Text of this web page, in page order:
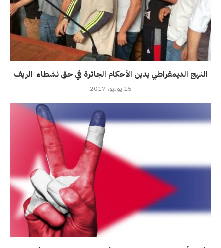
النهج الديمقراطي يدين الأحكام الجائرة في حق نشطاء الريف
15 يونيو، 2017